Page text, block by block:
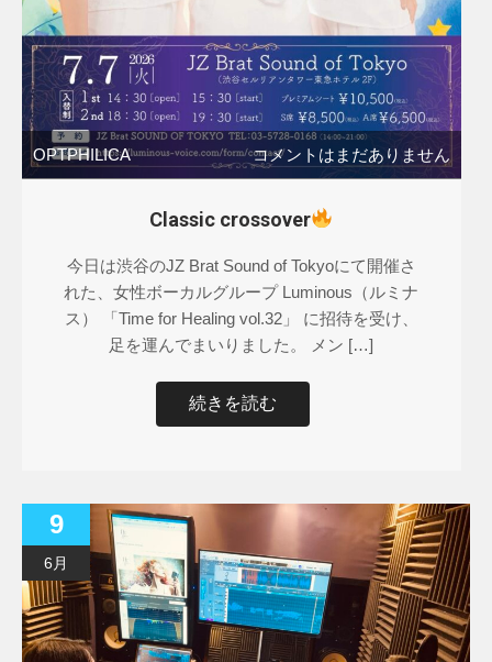
OPTPHILICA コメントはまだありません
Classic crossover
今日は渋谷のJZ Brat Sound of Tokyoにて開催さ
れた、女性ボーカルグループ Luminous（ルミナ
ス） 「Time for Healing vol.32」 に招待を受け、
足を運んでまいりました。 メン […]
続きを読む
9
6月